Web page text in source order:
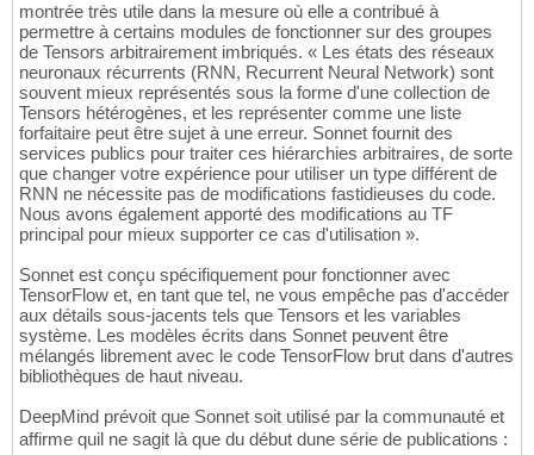
montrée très utile dans la mesure où elle a contribué à
permettre à certains modules de fonctionner sur des groupes
de Tensors arbitrairement imbriqués. « Les états des réseaux
neuronaux récurrents (RNN, Recurrent Neural Network) sont
souvent mieux représentés sous la forme d'une collection de
Tensors hétérogènes, et les représenter comme une liste
forfaitaire peut être sujet à une erreur. Sonnet fournit des
services publics pour traiter ces hiérarchies arbitraires, de sorte
que changer votre expérience pour utiliser un type différent de
RNN ne nécessite pas de modifications fastidieuses du code.
Nous avons également apporté des modifications au TF
principal pour mieux supporter ce cas d'utilisation ».
Sonnet est conçu spécifiquement pour fonctionner avec
TensorFlow et, en tant que tel, ne vous empêche pas d'accéder
aux détails sous-jacents tels que Tensors et les variables
système. Les modèles écrits dans Sonnet peuvent être
mélangés librement avec le code TensorFlow brut dans d'autres
bibliothèques de haut niveau.
DeepMind prévoit que Sonnet soit utilisé par la communauté et
affirme quil ne sagit là que du début dune série de publications :